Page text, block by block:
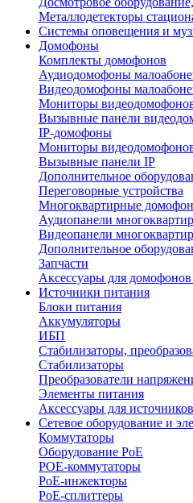
Металлодетекторы
Системы оповещения и
Домофоны
Комплекты домофонов
Аудиодомофоны
Видеодомофоны
Мониторы
Вызывные панели
IP-домофоны
Мониторы
Вызывные панели IP
Дополнительное
Переговорные устройства
Многоквартирные
Аудиопанели
Видеопанели
Дополнительное
Запчасти
Аксессуары для
Источники питания
Блоки питания
Аккумуляторы
ИБП
Стабилизаторы,
Стабилизаторы
Преобразователи
Элементы питания
Аксессуары для
Сетевое оборудование и
Коммутаторы
Оборудование PoE
POE-коммутаторы
PoE-инжекторы
PoE-сплиттеры